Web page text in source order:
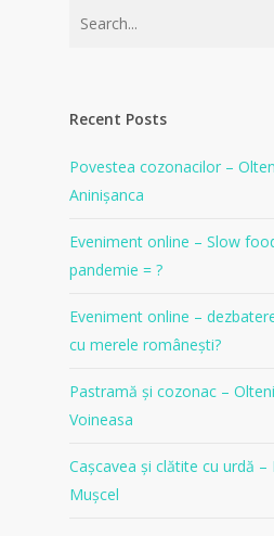
Recent Posts
Povestea cozonacilor –
Aninișanca
Eveniment online – Slow
pandemie = ?
Eveniment online –
cu merele românești?
Pastramă și cozonac –
Voineasa
Cașcavea și clătite cu urdă
Mușcel